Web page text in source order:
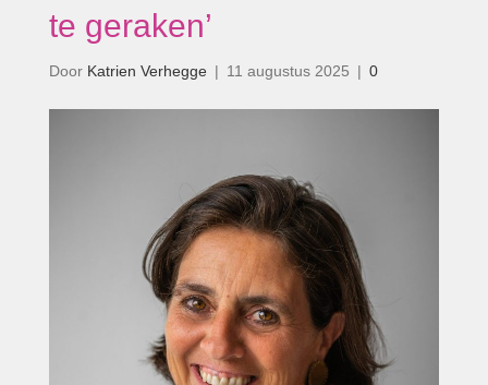
te geraken’
Door Katrien Verhegge | 11 augustus 2025 | 0